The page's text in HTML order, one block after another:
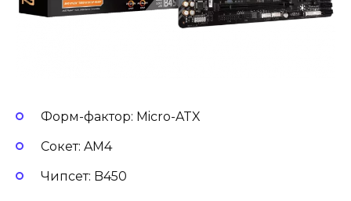
Форм-фактор: Micro-ATX
Сокет: AM4
Чипсет: B450